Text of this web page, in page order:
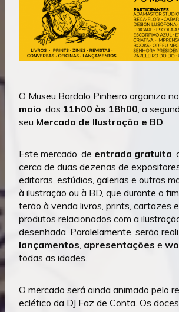
O Museu Bordalo Pinheiro organiza
maio , das 11h00 às 18h00 , a
seu Mercado de Ilustração e BD
Este mercado, de entrada gratuita
cerca de duas dezenas de
editoras, estúdios, galerias e outras
à ilustração ou à BD, que durante o
terão à venda livros, prints, cartazes
produtos relacionados com a
desenhada. Paralelamente, serão
lançamentos apresentações e
todas as idades.
O mercado será ainda animado pelo
eclético da DJ Faz de Conta. Os